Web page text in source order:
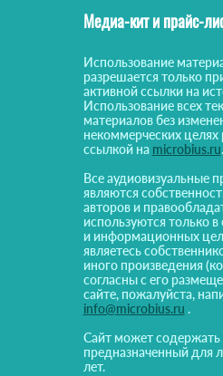
Медиа-кит и прайс-
Использование
разрешается только
активной ссылки на
Использование всех
материалов без
некоммерческих целях
ссылкой на microbius.ru.
Все аудиовизуальные
являются
авторов и
используются только
и информационных
являетесь
иного произведения
согласны с его
сайте, пожалуйста,
info@microbius.ru .
Сайт может содержать
предназначенный для
лет.